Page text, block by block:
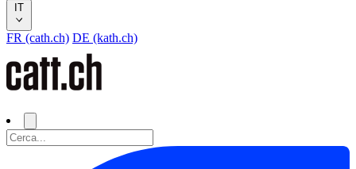
IT
FR (cath.ch) DE (kath.ch)